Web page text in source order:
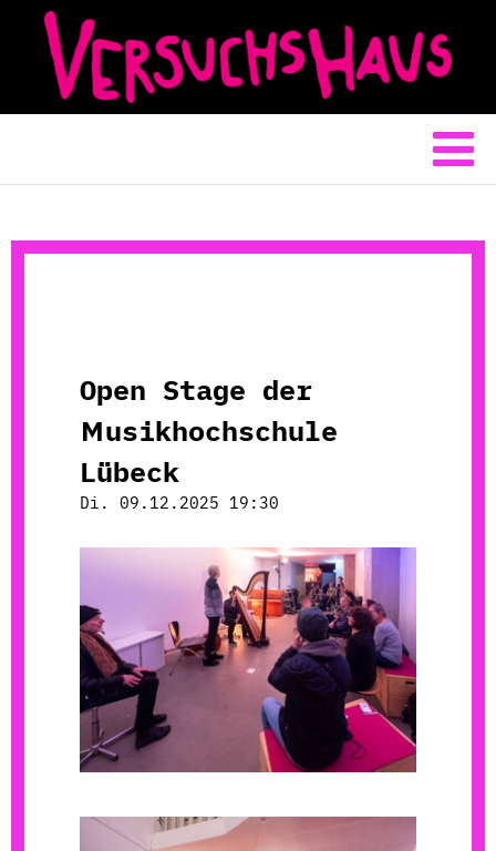
Open Stage der
Musikhochschule
Lübeck
Di. 09.12.2025 19:30